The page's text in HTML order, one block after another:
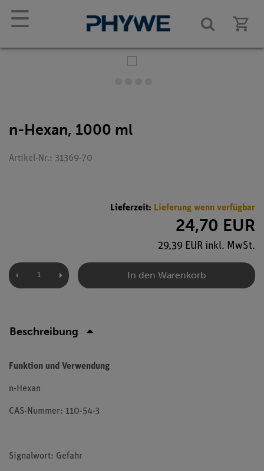
☰
n-Hexan, 1000 ml
Artikel-Nr.: 31369-70
Lieferzeit: Lieferung wenn verfügbar
24,70 EUR
29,39 EUR inkl. MwSt.
In den Warenkorb
Beschreibung
Funktion und Verwendung
n-Hexan
CAS-Nummer: 110-54-3
Signalwort: Gefahr